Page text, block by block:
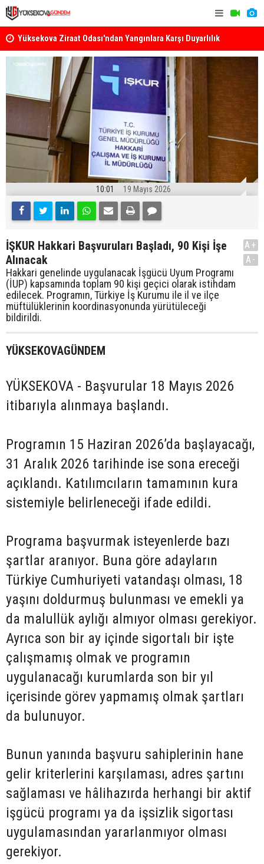
Yüksekova Ziraat Odası'ndan Yangınlara Karşı Duyarlılık
Çağrısı
10:01 19 Mayıs 2026
İŞKUR Hakkari Başvuruları Başladı, 90 Kişi İşe
Alınacak
Hakkari genelinde uygulanacak İşgücü Uyum Programı
(İUP) kapsamında toplam 90 kişi geçici olarak istihdam
edilecek. Programın, Türkiye İş Kurumu ile il ve ilçe
müftülüklerinin koordinasyonunda yürütüleceği
bildirildi.
A+
A-
YÜKSEKOVAGÜNDEM
YÜKSEKOVA - Başvurular 18 Mayıs 2026
itibarıyla alınmaya başlandı.
Programın 15 Haziran 2026’da başlayacağı,
31 Aralık 2026 tarihinde ise sona ereceği
açıklandı. Katılımcıların tamamının kura
sistemiyle belirleneceği ifade edildi.
Programa başvurmak isteyenlerde bazı
şartlar aranıyor. Buna göre adayların
Türkiye Cumhuriyeti vatandaşı olması, 18
yaşını doldurmuş bulunması ve emekli ya
da malullük aylığı almıyor olması gerekiyor.
Ayrıca son bir ay içinde sigortalı bir işte
çalışmamış olmak ve programın
uygulanacağı kurumlarda son bir yıl
içerisinde görev yapmamış olmak şartları
da bulunuyor.
Bunun yanında başvuru sahiplerinin hane
gelir kriterlerini karşılaması, adres şartını
sağlaması ve hâlihazırda herhangi bir aktif
işgücü programı ya da işsizlik sigortası
uygulamasından yararlanmıyor olması
gerekiyor.